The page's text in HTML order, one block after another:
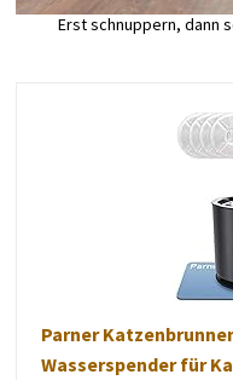
Erst schnuppern,
Parner
Wasserspender für